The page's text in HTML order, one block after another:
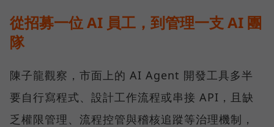
從招募一位 AI 員工，到管理一支 AI 團
隊
陳子龍觀察，市面上的 AI Agent 開發工具多半
要自行寫程式、設計工作流程或串接 API，且缺
乏權限管理、流程控管與稽核追蹤等治理機制，